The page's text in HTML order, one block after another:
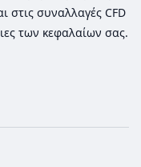
στις συναλλαγές CFD
των κεφαλαίων σας.